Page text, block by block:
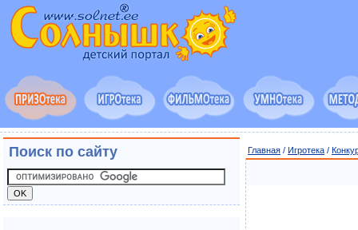
Главная / Игротека /
Поиск по сайту